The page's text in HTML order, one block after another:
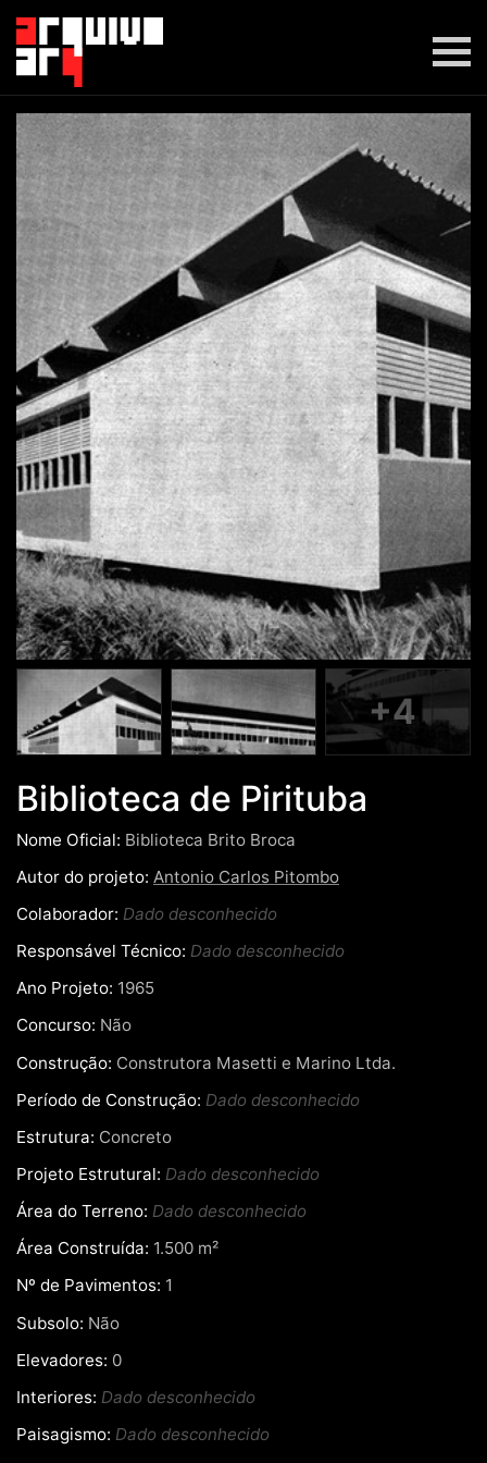
+4
Biblioteca de Pirituba
Nome Oficial: Biblioteca Brito Broca
Autor do projeto: Antonio Carlos Pitombo
Colaborador: Dado desconhecido
Responsável Técnico: Dado desconhecido
Ano Projeto: 1965
Concurso: Não
Construção: Construtora Masetti e Marino Ltda.
Período de Construção: Dado desconhecido
Estrutura: Concreto
Projeto Estrutural: Dado desconhecido
Área do Terreno: Dado desconhecido
Área Construída: 1.500 m²
Nº de Pavimentos: 1
Subsolo: Não
Elevadores: 0
Interiores: Dado desconhecido
Paisagismo: Dado desconhecido